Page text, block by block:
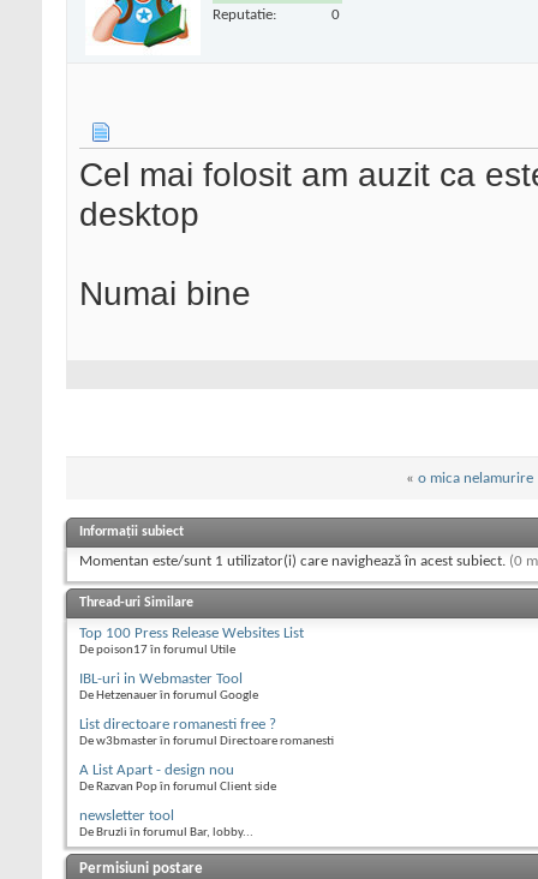
Reputatie: 0
Cel mai folosit am auzit ca
desktop
Numai bine
« o mica nelamurire
Informații subiect
Momentan este/sunt 1 utilizator(i) care navighează în acest subiect. (0
Thread-uri Similare
Top 100 Press Release Websites List
De poison17 în forumul Utile
IBL-uri in Webmaster Tool
De Hetzenauer în forumul Google
List directoare romanesti free ?
De w3bmaster în forumul Directoare romanesti
A List Apart - design nou
De Razvan Pop în forumul Client side
newsletter tool
De Bruzli în forumul Bar, lobby...
Permisiuni postare